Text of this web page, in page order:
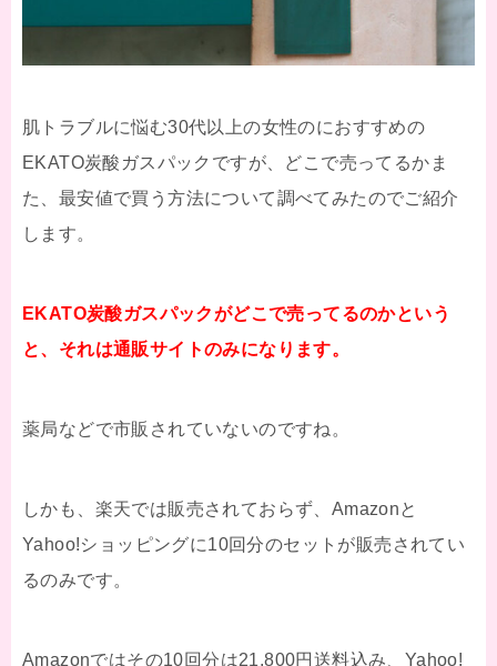
肌トラブルに悩む30代以上の女性のにおすすめの
EKATO炭酸ガスパックですが、どこで売ってるかま
た、最安値で買う方法について調べてみたのでご紹介
します。
EKATO炭酸ガスパックがどこで売ってるのかという
と、それは通販サイトのみになります。
薬局などで市販されていないのですね。
しかも、楽天では販売されておらず、Amazonと
Yahoo!ショッピングに10回分のセットが販売されてい
るのみです。
Amazonではその10回分は21,800円送料込み、Yahoo!